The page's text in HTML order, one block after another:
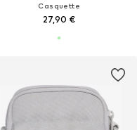
Casquette
27,90 €